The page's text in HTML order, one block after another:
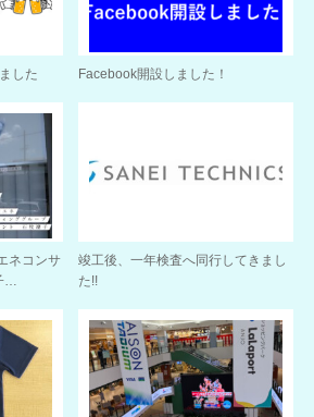
した Facebook開設しました！
ネコンサ
…
竣工後、一年検査へ同行してきまし
た!!